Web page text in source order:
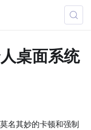
桌面系统
名其妙的卡顿和强制